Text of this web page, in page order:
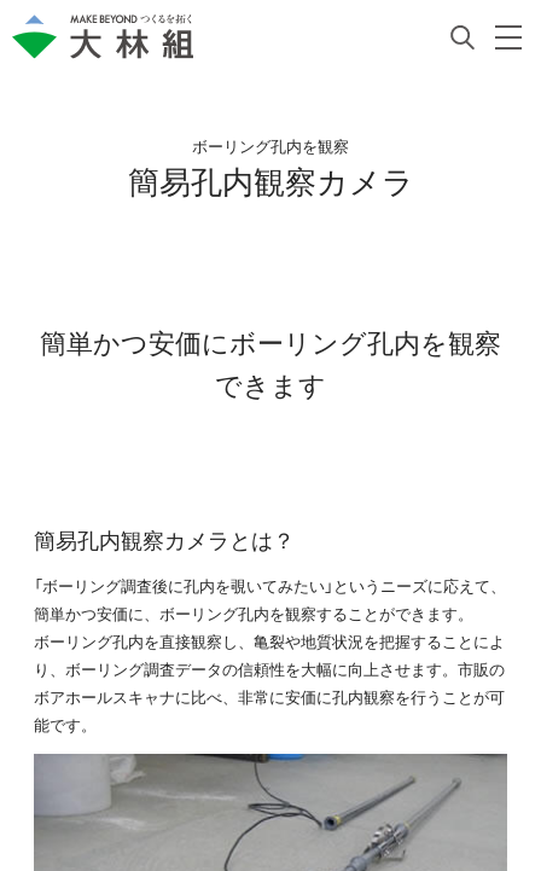
ボーリング孔内を観察
簡易孔内観察カメラ
簡単かつ安価にボーリング孔内を観察
できます
簡易孔内観察カメラとは？
「ボーリング調査後に孔内を覗いてみたい」というニーズに応えて、
簡単かつ安価に、ボーリング孔内を観察することができます。
ボーリング孔内を直接観察し、亀裂や地質状況を把握することによ
り、ボーリング調査データの信頼性を大幅に向上させます。市販の
ボアホールスキャナに比べ、非常に安価に孔内観察を行うことが可
能です。